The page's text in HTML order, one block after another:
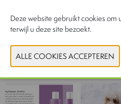
Bekijk catalogus
CONTACTEER
Deze website gebruikt cookies
terwijl u deze site bezoekt.